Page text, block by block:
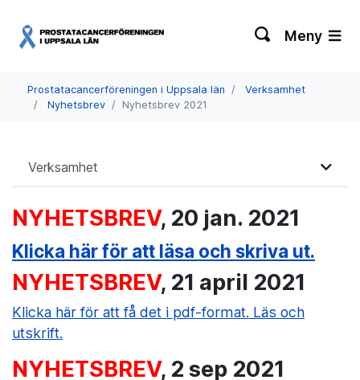
Meny
Prostatacancerföreningen i Uppsala län
Verksamhet
Nyhetsbrev
Nyhetsbrev 2021
Verksamhet
NYHETSBREV, 20 jan. 2021
Klicka här för att läsa och skriva ut.
NYHETSBREV, 21 april 2021
Klicka här för att få det i pdf-format. Läs och
utskrift.
NYHETSBREV, 2 sep 2021